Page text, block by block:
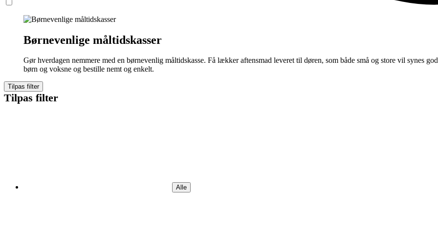
Børnevenlige måltidskasser
Gør hverdagen nemmere med en børnevenlig måltidskasse. Få lækker aftensmad leveret til døren, som både små og store vil synes
børn og voksne og bestille nemt og enkelt.
Tilpas filter
Tilpas filter
Alle